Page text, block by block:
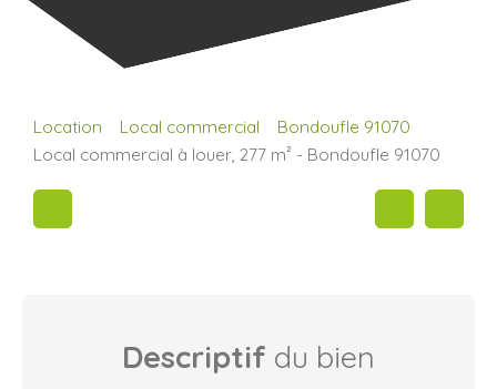
Location Local commercial
Bondoufle 91070
Local commercial à louer, 277 m² - Bondoufle 91070
Descriptif du bien